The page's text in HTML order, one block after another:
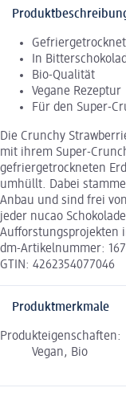
In
Bio-Qualität
Vegane Rezeptur
Für den Super-
Die Crunchy
mit ihrem Super-
gefriergetrockneten
umhüllt. Dabei
Anbau und sind frei
jeder nucao
Aufforstungsprojekten
dm-Artikelnummer:
GTIN: 4262354077046
Produktmerkmale
Produkteigenschaften:
Vegan, Bio